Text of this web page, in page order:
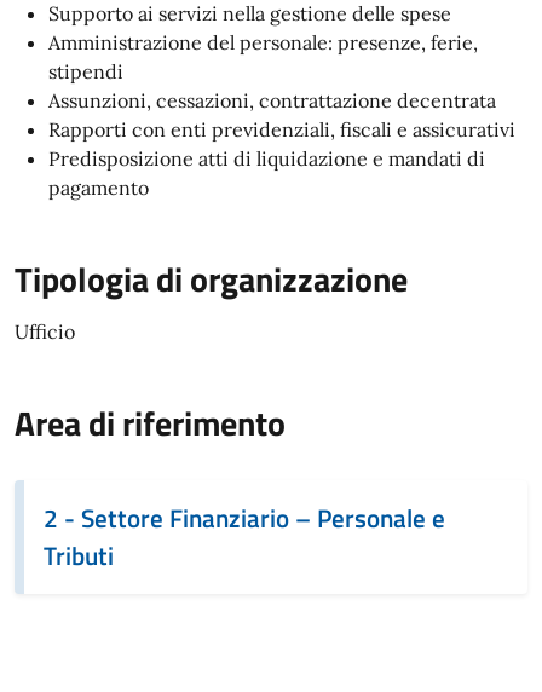
Supporto ai servizi nella gestione delle spese
Amministrazione del personale: presenze, ferie,
stipendi
Assunzioni, cessazioni, contrattazione decentrata
Rapporti con enti previdenziali, fiscali e assicurativi
Predisposizione atti di liquidazione e mandati di
pagamento
Tipologia di organizzazione
Ufficio
Area di riferimento
2 - Settore Finanziario – Personale e
Tributi